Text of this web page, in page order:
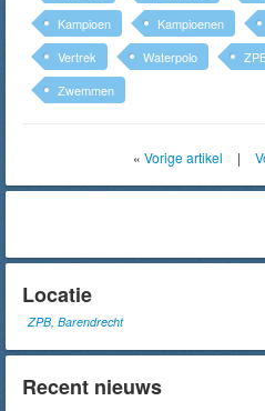
Kampioen
Kampioenen
Vertrek
Waterpolo
Zwemmen
« Vorige artikel |
Locatie
ZPB, Barendrecht
Recent nieuws